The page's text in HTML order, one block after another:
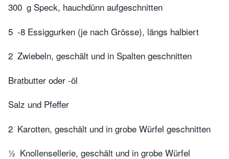
300 g Speck, hauchdünn aufgeschnitten
5 -8 Essiggurken (je nach Grösse), längs halbiert
2 Zwiebeln, geschält und in Spalten geschnitten
Bratbutter oder -öl
Salz und Pfeffer
2 Karotten, geschält und in grobe Würfel geschnitten
½ Knollensellerie, geschält und in grobe Würfel